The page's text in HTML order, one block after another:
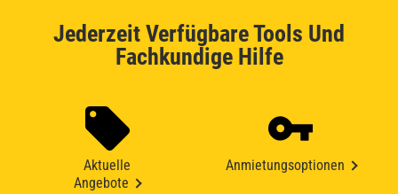
Jederzeit Verfügbare Tools Und
Fachkundige Hilfe
Aktuelle
Angebote
Anmietungsoptionen